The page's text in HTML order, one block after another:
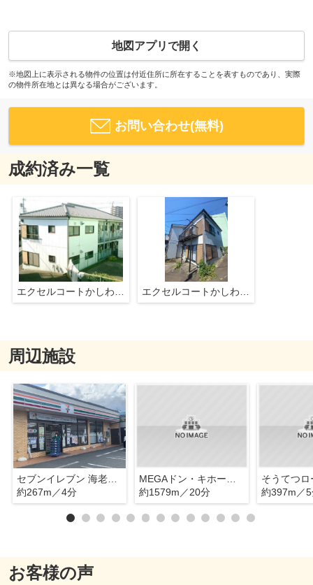
地図アプリで開く
※地図上に表示される物件の位置は付近住所に所在することを表すものであり、実際
の物件所在地とは異なる場合がございます。
お問い合わせ(無料)
成約済み一覧
エクセルコートかしわ台Ⅱ エクセルコートかしわ台Ⅱ
周辺施設
セブンイレブン 海老名かしわ台駅前店
約267m／4分
約1579m／20分
約397m／
お客様の声